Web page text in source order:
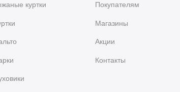
куртки Покупателям
Магазины
Акции
Контакты